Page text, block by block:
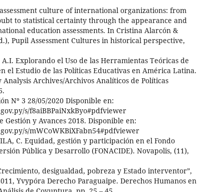
assessment culture of international organizations: from
to statistical certainty through the appearance and
education assessments. In Cristina Alarcón &
Pupil Assessment Cultures in historical perspective,
A.I. Explorando el Uso de las Herramientas Teóricas de
el Estudio de las Políticas Educativas en América Latina.
Analysis Archives/Archivos Analíticos de Políticas
Nº 3 28/05/2020 Disponible en:
s/f8aiBBPaiNxkByo#pdfviewer
Gestión y Avances 2018. Disponible en:
s/mWCoWKBiXFabn54#pdfviewer
C. Equidad, gestión y participación en el Fondo
Pública y Desarrollo (FONACIDE). Novapolis, (11),
desigualdad, pobreza y Estado interventor”,
Yvypóra Derecho Paraguaipe. Derechos Humanos en